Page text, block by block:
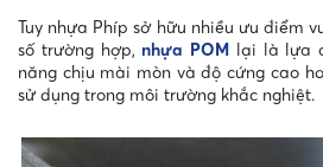
Tuy nhựa Phíp sở hữu nhiều ưu điểm
số trường hợp, nhựa POM lại là lựa
năng chịu mài mòn và độ cứng cao
sử dụng trong môi trường khắc nghiệt.